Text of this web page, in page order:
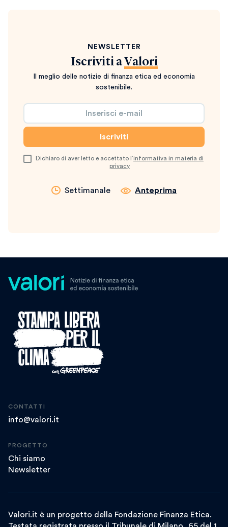
NEWSLETTER
Iscriviti a Valori
Il meglio delle notizie di finanza etica ed economia
sostenibile.
Dichiaro di aver letto e accettato l’informativa in materia di
privacy
Settimanale Anteprima
CONTATTI
info@valori.it
PROGETTO
Chi siamo
Newsletter
Valori.it è un progetto della Fondazione Finanza Etica.